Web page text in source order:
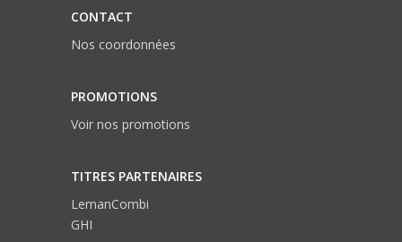
CONTACT
Nos coordonnées
PROMOTIONS
Voir nos promotions
TITRES PARTENAIRES
LemanCombi
GHI